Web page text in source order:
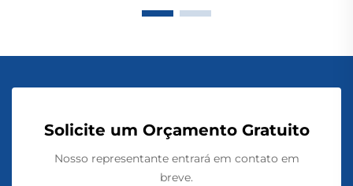
Solicite um Orçamento Gratuito
Nosso representante entrará em contato em
breve.